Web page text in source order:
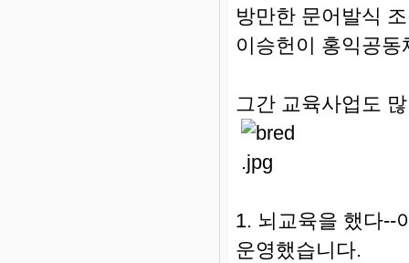
방만한 문어발식
이승헌이 홍익공
그간 교육사업도
1. 뇌교육을 했다--
운영했습니다.